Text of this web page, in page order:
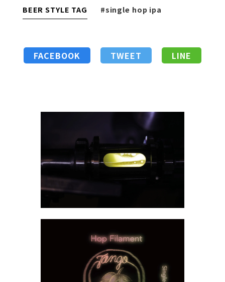
BEER STYLE TAG #single hop ipa
FACEBOOK TWEET LINE